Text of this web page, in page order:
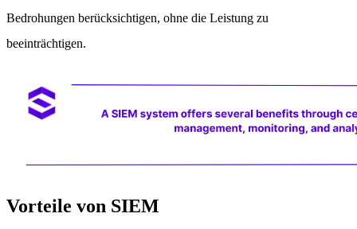
Bedrohungen berücksichtigen, ohne die Leistung zu
beeinträchtigen.
Vorteile von SIEM